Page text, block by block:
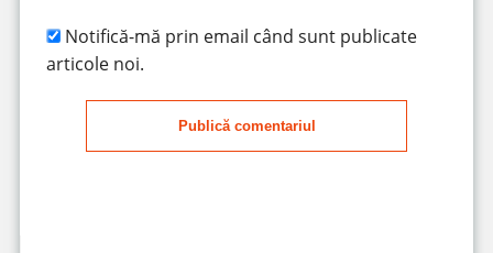
Notifică-mă prin email când sunt publicate
articole noi.
Publică comentariul